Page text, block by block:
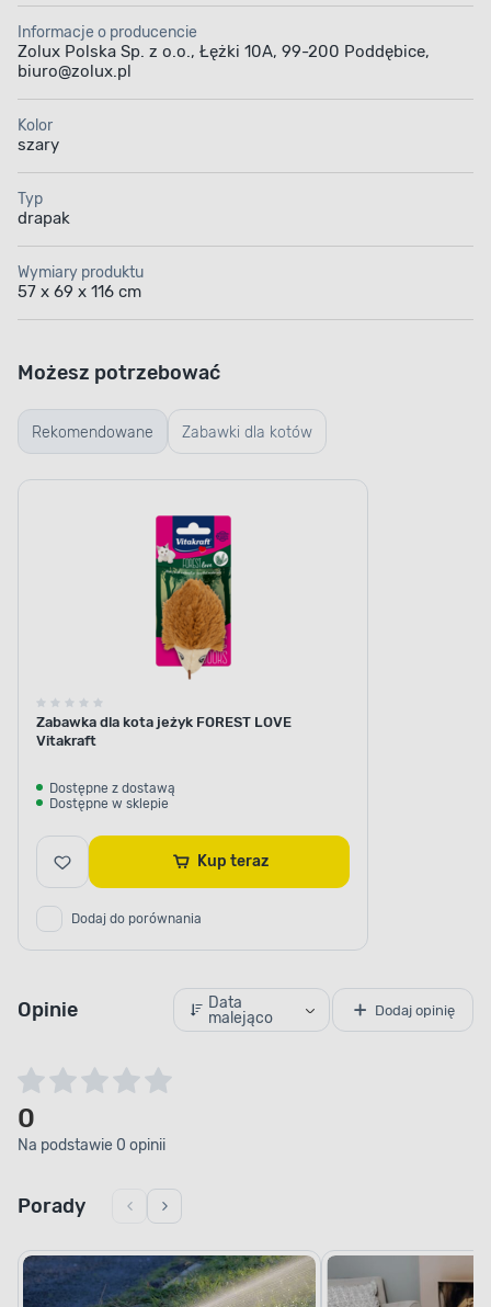
Informacje o producencie
Zolux Polska Sp. z o.o., Łężki 10A, 99-200 Poddębice,
biuro@zolux.pl
Kolor
szary
Typ
drapak
Wymiary produktu
57 x 69 x 116 cm
Rekomendowane Zabawki dla kotów
Możesz potrzebować
Zabawka dla kota jeżyk FOREST LOVE
Vitakraft
Dostępne z dostawą
Dostępne w sklepie
Kup teraz
Dodaj do porównania
Opinie
Data
malejąco
Dodaj opinię
0
Na podstawie 0 opinii
Porady